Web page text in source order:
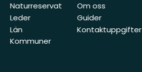
Naturreservat
Leder
Län
Kommuner
Om oss
Guider
Kontaktuppgifter